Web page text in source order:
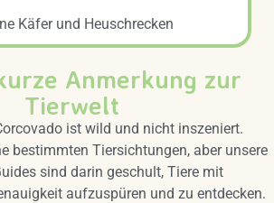
Käfer und Heuschrecken
Anmerkung zur
Tierwelt
ist wild und nicht inszeniert.
bestimmten Tiersichtungen, aber unsere
sind darin geschult, Tiere mit
aufzuspüren und zu entdecken.